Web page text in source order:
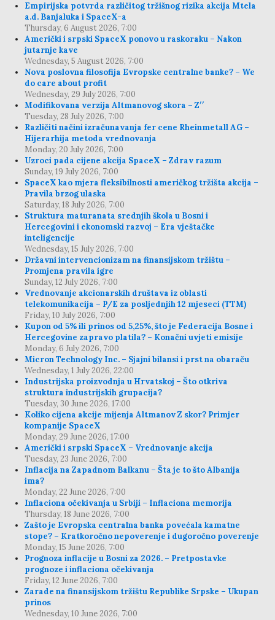
Empirijska potvrda različitog tržišnog rizika akcija Mtela
a.d. Banjaluka i SpaceX-a
Thursday, 6 August 2026, 7:00
Američki i srpski SpaceX ponovo u raskoraku – Nakon
jutarnje kave
Wednesday, 5 August 2026, 7:00
Nova poslovna filosofija Evropske centralne banke? – We
do care about profit
Wednesday, 29 July 2026, 7:00
Modifikovana verzija Altmanovog skora – Z′′
Tuesday, 28 July 2026, 7:00
Različiti načini izračunavanja fer cene Rheinmetall AG –
Hijerarhija metoda vrednovanja
Monday, 20 July 2026, 7:00
Uzroci pada cijene akcija SpaceX – Zdrav razum
Sunday, 19 July 2026, 7:00
SpaceX kao mjera fleksibilnosti američkog tržišta akcija –
Pravila brzog ulaska
Saturday, 18 July 2026, 7:00
Struktura maturanata srednjih škola u Bosni i
Hercegovini i ekonomski razvoj – Era vještačke
inteligencije
Wednesday, 15 July 2026, 7:00
Državni intervencionizam na finansijskom tržištu –
Promjena pravila igre
Sunday, 12 July 2026, 7:00
Vrednovanje akcionarskih društava iz oblasti
telekomunikacija – P/E za posljednjih 12 mjeseci (TTM)
Friday, 10 July 2026, 7:00
Kupon od 5% ili prinos od 5,25%, što je Federacija Bosne i
Hercegovine zapravo platila? – Konačni uvjeti emisije
Monday, 6 July 2026, 7:00
Micron Technology Inc. – Sjajni bilansi i prst na obaraču
Wednesday, 1 July 2026, 22:00
Industrijska proizvodnja u Hrvatskoj – Što otkriva
struktura industrijskih grupacija?
Tuesday, 30 June 2026, 17:00
Koliko cijena akcije mijenja Altmanov Z skor? Primjer
kompanije SpaceX
Monday, 29 June 2026, 17:00
Američki i srpski SpaceX – Vrednovanje akcija
Tuesday, 23 June 2026, 7:00
Inflacija na Zapadnom Balkanu – Šta je to što Albanija
ima?
Monday, 22 June 2026, 7:00
Inflaciona očekivanja u Srbiji – Inflaciona memorija
Thursday, 18 June 2026, 7:00
Zašto je Evropska centralna banka povećala kamatne
stope? – Kratkoročno nepoverenje i dugoročno poverenje
Monday, 15 June 2026, 7:00
Prognoza inflacije u Bosni za 2026. – Pretpostavke
prognoze i inflaciona očekivanja
Friday, 12 June 2026, 7:00
Zarade na finansijskom tržištu Republike Srpske – Ukupan
prinos
Wednesday, 10 June 2026, 7:00